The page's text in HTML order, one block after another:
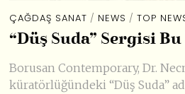
ÇAĞDAŞ SANAT / NEWS / TOP
“Düş Suda” Sergisi
Borusan Contemporary, Dr.
küratörlüğündeki “Düş Suda”